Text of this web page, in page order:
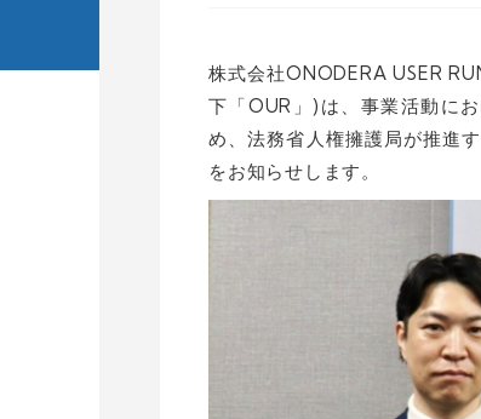
株式会社ONODERA USER
下「OUR」)は、事業活動に
め、法務省人権擁護局が推進
をお知らせします。